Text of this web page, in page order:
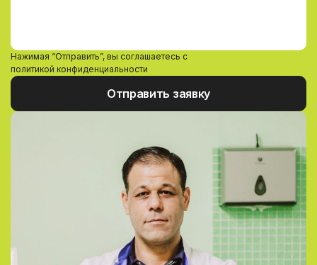
Нажимая “Отправить”, вы соглашаетесь с
политикой конфиденциальности
Отправить заявку